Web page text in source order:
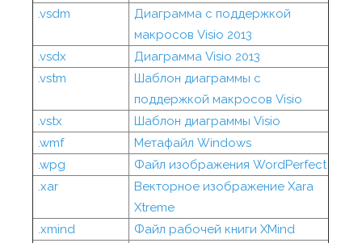
.vsdm
Диаграмма с поддержкой
макросов Visio 2013
.vsdx
Диаграмма Visio 2013
.vstm
Шаблон диаграммы с
поддержкой макросов Visio
.vstx
Шаблон диаграммы Visio
.wmf
Метафайл Windows
.wpg
Файл изображения WordPerfect
.xar
Векторное изображение Xara
Xtreme
.xmind
Файл рабочей книги XMind